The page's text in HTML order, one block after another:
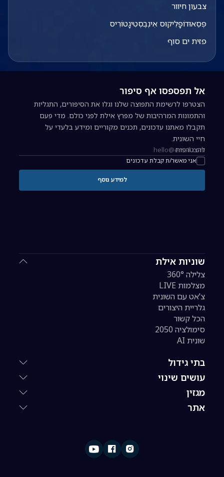
צבעון חיוור
פְּסֵאוּדוֹפָּלִיקוּס אִינְבֶסְטִיגָטוֹרִיס
פזית ים סוף
שוניות אילת
צלילה 360°
מצלמות LIVE
צ'אט עם השונית
גלריית היצורים
הכל קשור
סימולציה 2050
שונית AI
בתי גידול
עושים שינוי
מגזין
אתר
אל תפספסו אף סיפור
הצטרפו לרשימת התפוצה שלנו וגלו את הסיפורים, התגליות
והתמונות המרהיבות של מפרץ אילת לפני כולם. מדי פעם
תקבלו מאתנו עדכונים, תכנים מקוריים ומידע בלעדי על
חיי השונית.
כתובת אימייל להרשמה לניוזלטר
אני מאשר/ת קבלת עדכונים
להצטרפות
למידע נוסף